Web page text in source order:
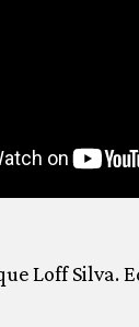
Loff Silva.